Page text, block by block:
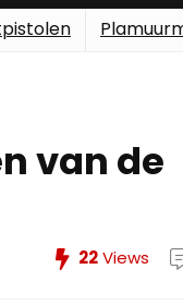
van de
22Views